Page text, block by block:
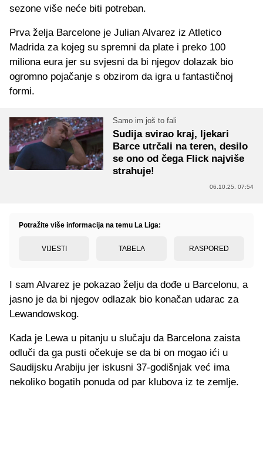
sezone više neće biti potreban.
Prva želja Barcelone je Julian Alvarez iz Atletico
Madrida za kojeg su spremni da plate i preko 100
miliona eura jer su svjesni da bi njegov dolazak bio
ogromno pojačanje s obzirom da igra u fantastičnoj
formi.
Samo im još to fali
Sudija svirao kraj, ljekari
Barce utrčali na teren, desilo
se ono od čega Flick najviše
strahuje!
06.10.25. 07:54
Potražite više informacija na temu La Liga:
VIJESTI TABELA RASPORED
I sam Alvarez je pokazao želju da dođe u Barcelonu, a
jasno je da bi njegov odlazak bio konačan udarac za
Lewandowskog.
Kada je Lewa u pitanju u slučaju da Barcelona zaista
odluči da ga pusti očekuje se da bi on mogao ići u
Saudijsku Arabiju jer iskusni 37-godišnjak već ima
nekoliko bogatih ponuda od par klubova iz te zemlje.